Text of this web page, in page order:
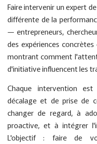
Faire intervenir un expert
différente de la
— entrepreneurs,
des expériences
montrant comment
d'initiative influencent les
Chaque intervention
décalage et de prise de
changer de regard, à
proactive, et à intégrer
L'objectif : faire de